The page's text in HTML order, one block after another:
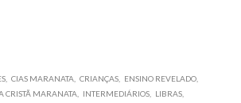
CIAS MARANATA CRIANÇAS
ENSINO REVELADO
CRISTÃ MARANATA INTERMEDIÁRIOS
LIBRAS